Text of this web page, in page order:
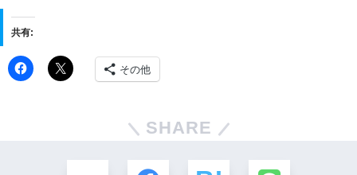
共有:
その他
SHARE